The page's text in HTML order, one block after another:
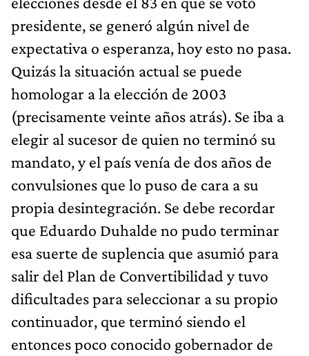
presidente, se generó algún nivel de
expectativa o esperanza, hoy esto no pasa.
Quizás la situación actual se puede
homologar a la elección de 2003
(precisamente veinte años atrás). Se iba a
elegir al sucesor de quien no terminó su
mandato, y el país venía de dos años de
convulsiones que lo puso de cara a su
propia desintegración. Se debe recordar
que Eduardo Duhalde no pudo terminar
esa suerte de suplencia que asumió para
salir del Plan de Convertibilidad y tuvo
dificultades para seleccionar a su propio
continuador, que terminó siendo el
entonces poco conocido gobernador de